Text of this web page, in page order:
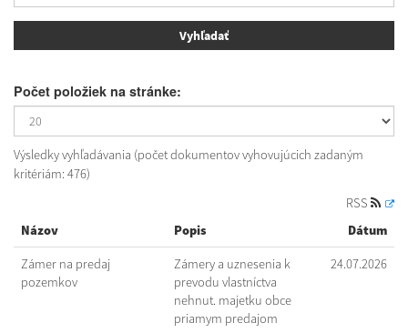
Počet položiek na stránke:
Výsledky vyhľadávania (počet dokumentov vyhovujúcich zadaným
kritériám: 476)
RSS
Názov
Popis Dátum
Zámer na predaj
pozemkov
Zámery a uznesenia k
prevodu vlastníctva
nehnut. majetku obce
priamym predajom
24.07.2026